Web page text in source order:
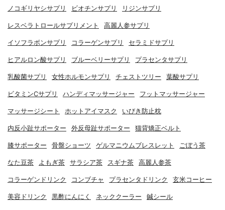
ノコギリヤシサプリ ビオチンサプリ リジンサプリ
レスベラトロールサプリメント 高麗人参サプリ
イソフラボンサプリ コラーゲンサプリ セラミドサプリ
ヒアルロン酸サプリ ブルーベリーサプリ プラセンタサプリ
乳酸菌サプリ 女性ホルモンサプリ チェストツリー 葉酸サプリ
ビタミンCサプリ ハンディマッサージャー フットマッサージャー
マッサージシート ホットアイマスク いびき防止枕
内反小趾サポーター 外反母趾サポーター 猫背矯正ベルト
膝サポーター 骨盤ショーツ ゲルマニウムブレスレット ごぼう茶
なた豆茶 よもぎ茶 サラシア茶 スギナ茶 高麗人参茶
コラーゲンドリンク コンブチャ プラセンタドリンク 玄米コーヒー
美容ドリンク 黒酢にんにく ネッククーラー 鍼シール